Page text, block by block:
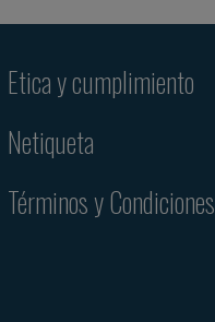
Etica y cumplimiento
Netiqueta
Términos y Condiciones